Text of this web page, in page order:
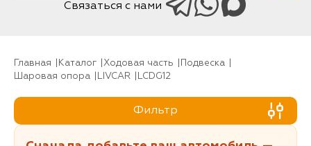
Связаться с нами
Главная Каталог Ходовая часть
Подвеска
Шаровая опора
LIVCAR LCDG12
Фильтр